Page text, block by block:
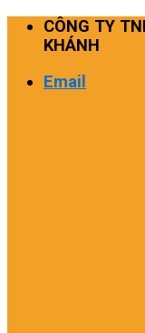
Skip
CÔNG TY
KHÁNH
Email